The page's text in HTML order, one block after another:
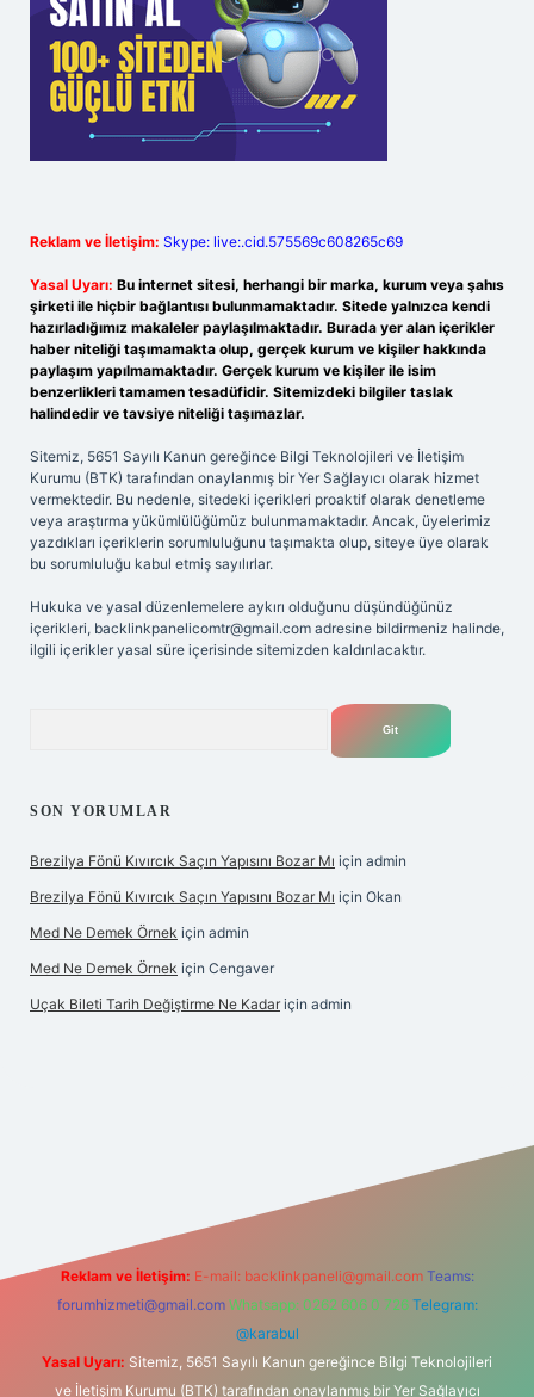
Reklam ve İletişim: Skype: live:.cid.575569c608265c69
Yasal Uyarı: Bu internet sitesi, herhangi bir marka, kurum veya şahıs
şirketi ile hiçbir bağlantısı bulunmamaktadır. Sitede yalnızca kendi
hazırladığımız makaleler paylaşılmaktadır. Burada yer alan içerikler
haber niteliği taşımamakta olup, gerçek kurum ve kişiler hakkında
paylaşım yapılmamaktadır. Gerçek kurum ve kişiler ile isim
benzerlikleri tamamen tesadüfidir. Sitemizdeki bilgiler taslak
halindedir ve tavsiye niteliği taşımazlar.
Sitemiz, 5651 Sayılı Kanun gereğince Bilgi Teknolojileri ve İletişim
Kurumu (BTK) tarafından onaylanmış bir Yer Sağlayıcı olarak hizmet
vermektedir. Bu nedenle, sitedeki içerikleri proaktif olarak denetleme
veya araştırma yükümlülüğümüz bulunmamaktadır. Ancak, üyelerimiz
yazdıkları içeriklerin sorumluluğunu taşımakta olup, siteye üye olarak
bu sorumluluğu kabul etmiş sayılırlar.
Hukuka ve yasal düzenlemelere aykırı olduğunu düşündüğünüz
içerikleri, backlinkpanelicomtr@gmail.com adresine bildirmeniz halinde,
ilgili içerikler yasal süre içerisinde sitemizden kaldırılacaktır.
SON YORUMLAR
Brezilya Fönü Kıvırcık Saçın Yapısını Bozar Mı için admin
Brezilya Fönü Kıvırcık Saçın Yapısını Bozar Mı için Okan
Med Ne Demek Örnek için admin
Med Ne Demek Örnek için Cengaver
Uçak Bileti Tarih Değiştirme Ne Kadar için admin
Reklam ve İletişim: E-mail: backlinkpaneli@gmail.com Teams:
forumhizmeti@gmail.com Whatsapp: 0262 606 0 726 Telegram:
@karabul
Yasal Uyarı: Sitemiz, 5651 Sayılı Kanun gereğince Bilgi Teknolojileri
ve İletişim Kurumu (BTK) tarafından onaylanmış bir Yer Sağlayıcı